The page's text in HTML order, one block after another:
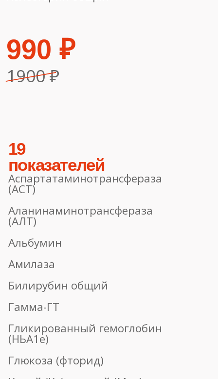
Билирубин общий
Гликированный гемоглобин
(НЬА1е)
Глюкоза (фторид)
Калий (К+), натрий (Ма+),
хлориды
Мочевая кислота
Общий белок
Сывороточное железо
Триглицериды
Фосфатаза щелочная
1490 ₽
2100 ₽